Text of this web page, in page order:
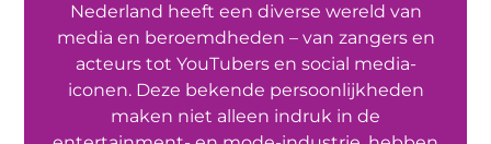
Nederland heeft een diverse wereld van
media en beroemdheden – van zangers en
acteurs tot YouTubers en social media-
iconen. Deze bekende persoonlijkheden
maken niet alleen indruk in de